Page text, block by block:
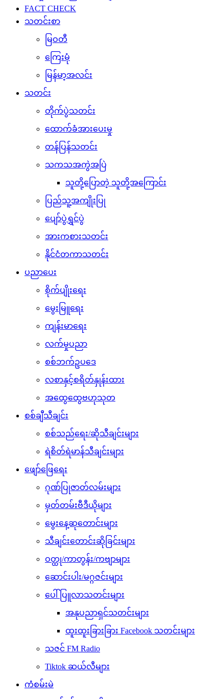
FACT CHECK
သတင်းစာ
မြဝတီ
ကြေးမုံ
မြန်မာ့အလင်း
သတင်း
တိုက်ပွဲသတင်း
ထောက်ခံအားပေးမှု
တန်ပြန်သတင်း
သကသအကွဲအပြဲ
သူတို့ပြောတဲ့ သူတို့အကြောင်း
ပြည်သူ့အကျိုးပြု
ပျော်ပွဲရွှင်ပွဲ
အားကစားသတင်း
နိုင်ငံတကာသတင်း
ပညာပေး
စိုက်ပျိုးရေး
မွေးမြူရေး
ကျန်းမာရေး
လက်မှုပညာ
စစ်ဘက်ဥပဒေ
လစာနှင့်စရိတ်နှုန်းထား
အထွေထွေဗဟုသုတ
စစ်ချီသီချင်း
စစ်သည်ရေး/ဆိုသီချင်းများ
ရဲစိတ်ရဲမာန်သီချင်းများ
ဖျော်ဖြေရေး
ဂုဏ်ပြုဇာတ်လမ်းများ
မှတ်တမ်းဗီဒီယိုများ
မွေးနေ့ဆုတောင်းများ
သီချင်းတောင်းဆိုခြင်းများ
ဝတ္ထု/ကာတွန်း/ကဗျာများ
ဆောင်းပါး/မဂ္ဂဇင်းများ
ပေါ်ပြူလာသတင်းများ
အနုပညာရှင်သတင်းများ
ထူးထူးခြားခြား Facebook သတင်းများ
သဇင် FM Radio
Tiktok ဆယ်လီများ
ကံစမ်းမဲ